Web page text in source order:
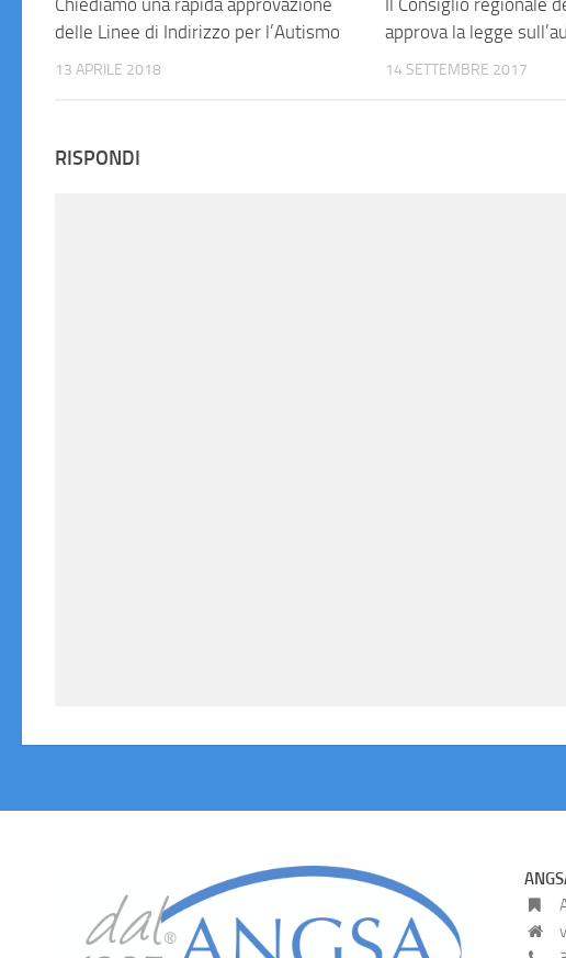
delle Linee di Indirizzo per l’Autismo
13 APRILE 2018
approva la legge
14 SETTEMBRE 2017
RISPONDI